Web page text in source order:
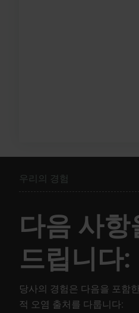
우리의 경험
다음 사항
드립니다:
당사의 경험은 다음을 포함
적 오염 출처를 다룹니다: